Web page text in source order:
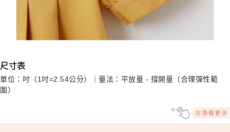
尺寸表
單位：吋（1吋=2.54公分）｜量法：平放量 - 撐開量（合理彈性範
圍）